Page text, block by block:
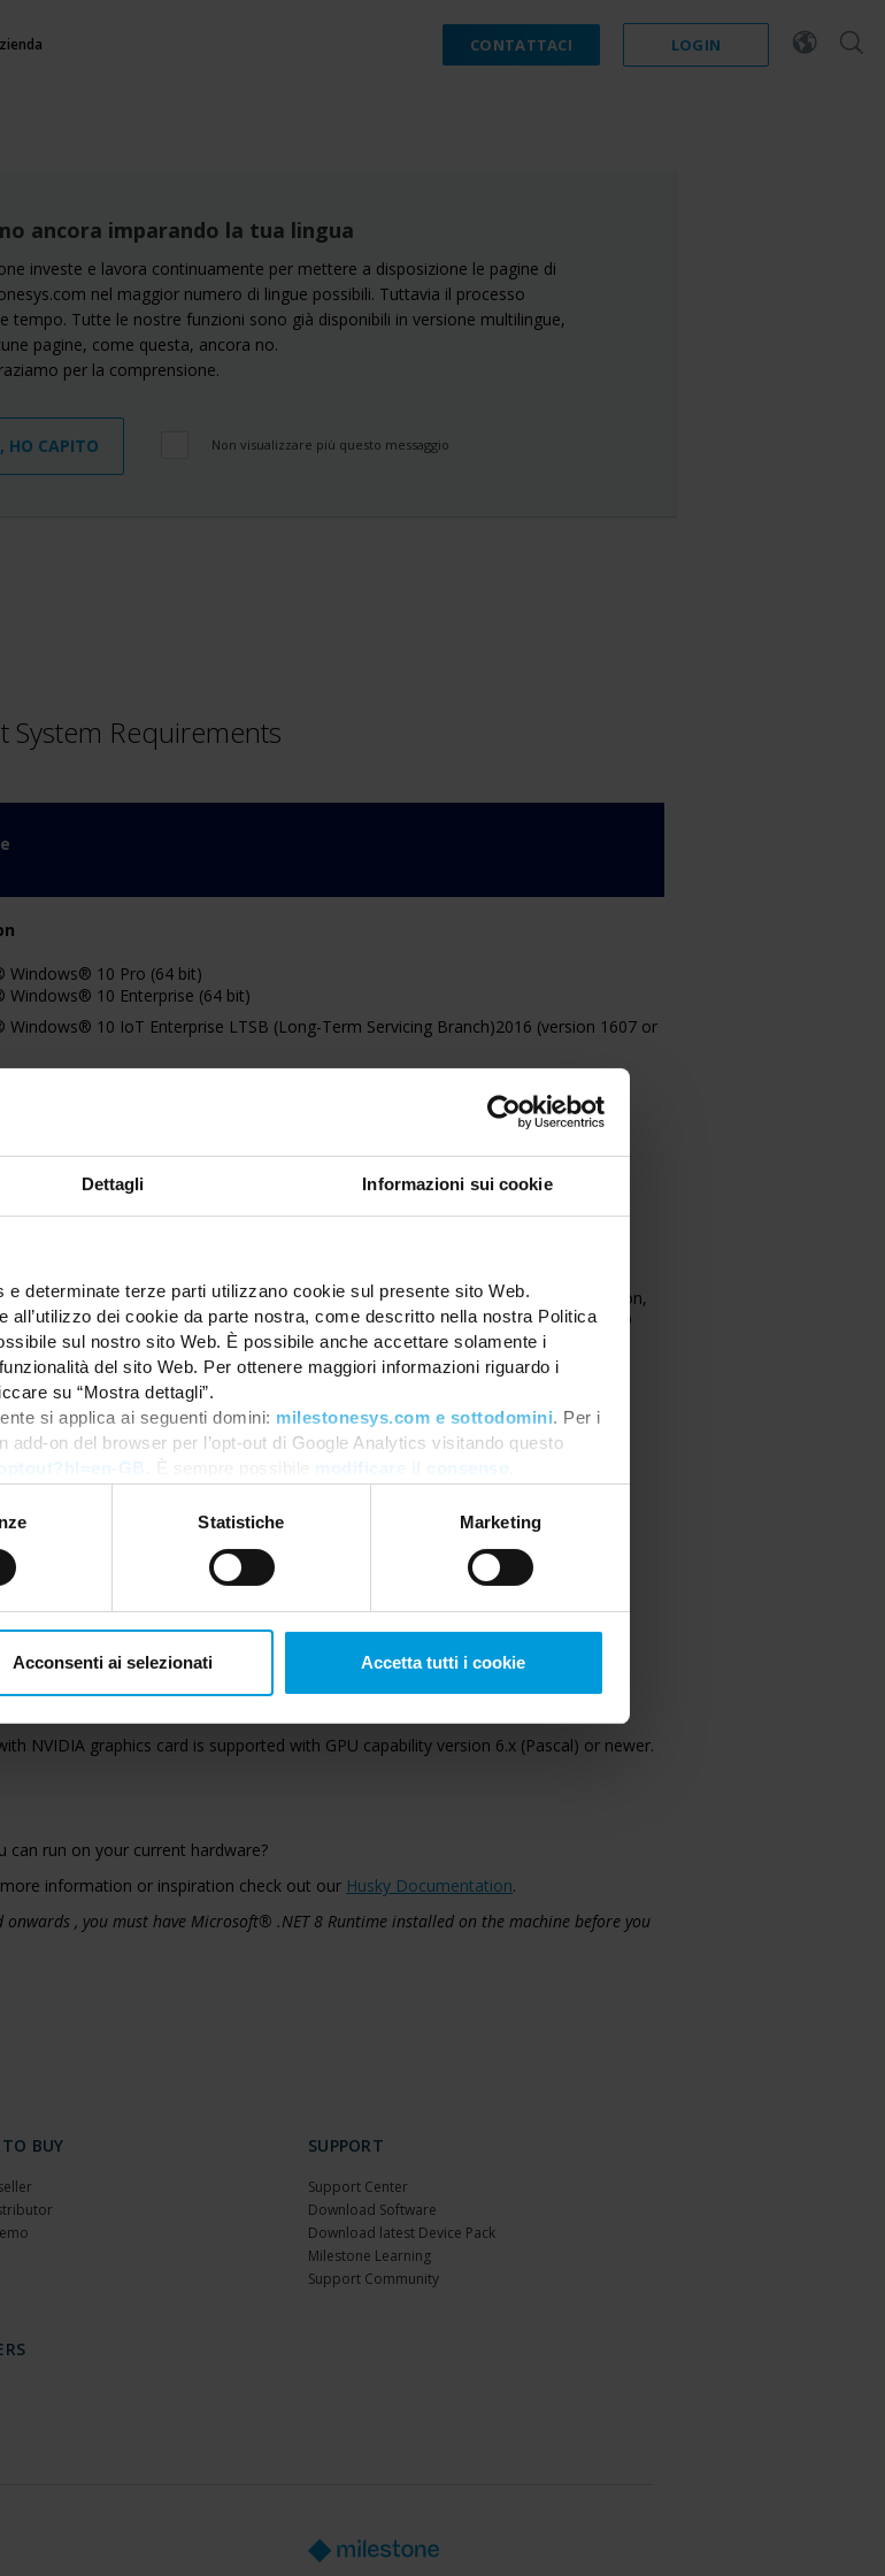
Dettagli Informazioni sui cookie
determinate terze parti utilizzano cookie sul presente sito Web.
all’utilizzo dei cookie da parte nostra, come descritto nella nostra Politica
sul nostro sito Web. È possibile anche accettare solamente i
del sito Web. Per ottenere maggiori informazioni riguardo i
su “Mostra dettagli”.
si applica ai seguenti domini: milestonesys.com e sottodomini. Per i
on del browser per l’opt-out di Google Analytics visitando questo
GB modificare il consenso
Statistiche Marketing
Acconsenti ai selezionati Accetta tutti i cookie
CONTATTACI LOGIN
ancora imparando la tua lingua
investe e lavora continuamente per mettere a disposizione le pagine di
nel maggior numero di lingue possibili. Tuttavia il processo
tempo. Tutte le nostre funzioni sono già disponibili in versione multilingue,
pagine, come questa, ancora no.
per la comprensione.
HO CAPITO Non visualizzare più questo messaggio
System Requirements
Windows® 10 Pro (64 bit)
Windows® 10 Enterprise (64 bit)
10 IoT Enterprise LTSB (Long-Term Servicing Branch)2016 (version 1607 or
Windows® Server 2016 (64 bit): Essentials, Standard and Datacenter
Server 2019 (64 bit): Essentials, Standard and Datacenter
you need a Microsoft® Windows® Server 2016 Standard or Datacenter edition,
Server 2019 Standard or Datacenter edition or a Microsoft® Windows®
Standard or Datacenter edition
Storage Location, NTFS file system is recommended
Server® 2014
Server® 2016
Server® 2017
Server® 2022
.NET 4.7.2 Framework
.NET 6 Runtime
newer
with Intel® Quick Sync requires an Intel® CPU from 6th generation,
Intel Quick Sync and Intel® GPU enabled in BIOS.
Quick Sync on Intel® CPU 12th generation, requires at least driver version
NVIDIA graphics card is supported with GPU capability version 6.x (Pascal) or newer.
can run on your current hardware?
information or inspiration check out our Husky Documentation.
, you must have Microsoft® .NET 8 Runtime installed on the machine before you
BUY SUPPORT
Support Center
Download Software
Download latest Device Pack
Milestone Learning
Support Community